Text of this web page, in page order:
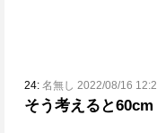
24: 名無し 2022/08/16
そう考えると